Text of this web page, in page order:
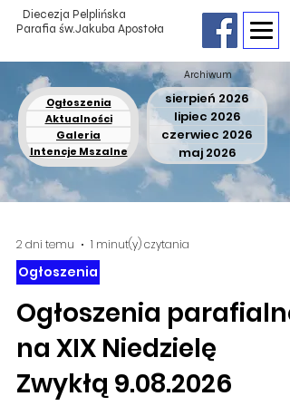
Parafia św.Jakuba Apostoła
Diecezja Pelplińska
Archiwum
Ogłoszenia
Aktualności
Galeria
Intencje Mszalne
sierpień 2026
lipiec 2026
czerwiec 2026
maj 2026
2 dni temu 1 minut(y) czytania
Ogłoszenia
Ogłoszenia parafialne
na XIX Niedzielę
Zwykłą 9.08.2026